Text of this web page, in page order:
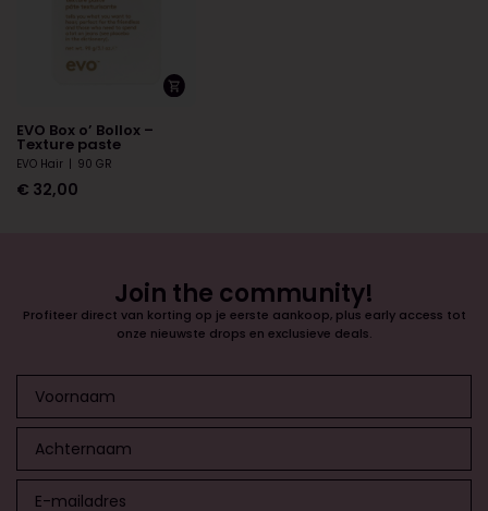
EVO Box o’ Bollox –
Texture paste
EVO Hair 90 GR
€ 32,00
Join the community!
Profiteer direct van korting op je eerste aankoop, plus early access tot
onze nieuwste drops en exclusieve deals.